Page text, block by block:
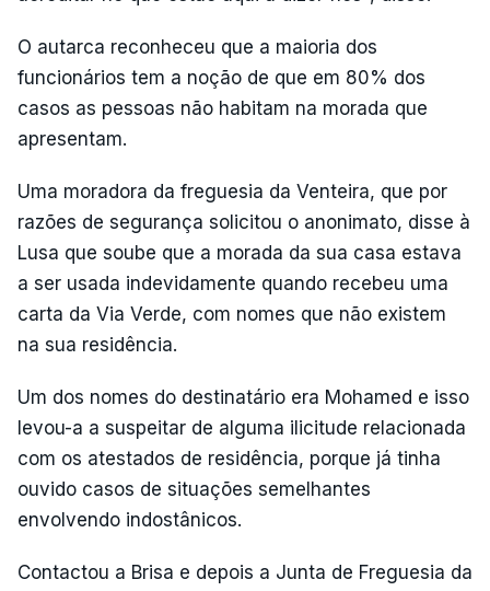
O autarca reconheceu que a maioria dos
funcionários tem a noção de que em 80% dos
casos as pessoas não habitam na morada que
apresentam.
Uma moradora da freguesia da Venteira, que por
razões de segurança solicitou o anonimato, disse à
Lusa que soube que a morada da sua casa estava
a ser usada indevidamente quando recebeu uma
carta da Via Verde, com nomes que não existem
na sua residência.
Um dos nomes do destinatário era Mohamed e isso
levou-a a suspeitar de alguma ilicitude relacionada
com os atestados de residência, porque já tinha
ouvido casos de situações semelhantes
envolvendo indostânicos.
Contactou a Brisa e depois a Junta de Freguesia da